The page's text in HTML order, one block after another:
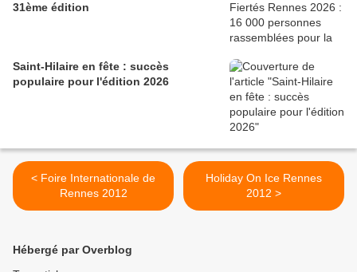
31ème édition
Saint-Hilaire en fête : succès
populaire pour l'édition 2026
< Foire Internationale de
Rennes 2012
Holiday On Ice Rennes
2012 >
Hébergé par Overblog